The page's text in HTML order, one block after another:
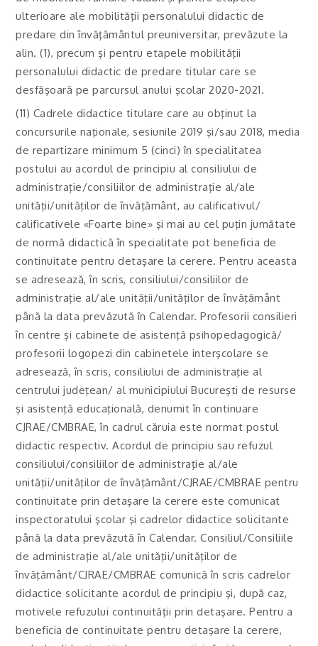
ulterioare ale mobilităţii personalului didactic de
predare din învăţământul preuniversitar, prevăzute la
alin. (1), precum şi pentru etapele mobilităţii
personalului didactic de predare titular care se
desfăşoară pe parcursul anului şcolar 2020-2021.
(11) Cadrele didactice titulare care au obţinut la
concursurile naţionale, sesiunile 2019 şi/sau 2018, media
de repartizare minimum 5 (cinci) în specialitatea
postului au acordul de principiu al consiliului de
administraţie/consiliilor de administraţie al/ale
unităţii/unităţilor de învăţământ, au calificativul/
calificativele «Foarte bine» şi mai au cel puţin jumătate
de normă didactică în specialitate pot beneficia de
continuitate pentru detaşare la cerere. Pentru aceasta
se adresează, în scris, consiliului/consiliilor de
administraţie al/ale unităţii/unităţilor de învăţământ
până la data prevăzută în Calendar. Profesorii consilieri
în centre şi cabinete de asistenţă psihopedagogică/
profesorii logopezi din cabinetele interşcolare se
adresează, în scris, consiliului de administraţie al
centrului judeţean/ al municipiului Bucureşti de resurse
şi asistenţă educaţională, denumit în continuare
CJRAE/CMBRAE, în cadrul căruia este normat postul
didactic respectiv. Acordul de principiu sau refuzul
consiliului/consiliilor de administraţie al/ale
unităţii/unităţilor de învăţământ/CJRAE/CMBRAE pentru
continuitate prin detaşare la cerere este comunicat
inspectoratului şcolar şi cadrelor didactice solicitante
până la data prevăzută în Calendar. Consiliul/Consiliile
de administraţie al/ale unităţii/unităţilor de
învăţământ/CJRAE/CMBRAE comunică în scris cadrelor
didactice solicitante acordul de principiu şi, după caz,
motivele refuzului continuităţii prin detaşare. Pentru a
beneficia de continuitate pentru detaşare la cerere,